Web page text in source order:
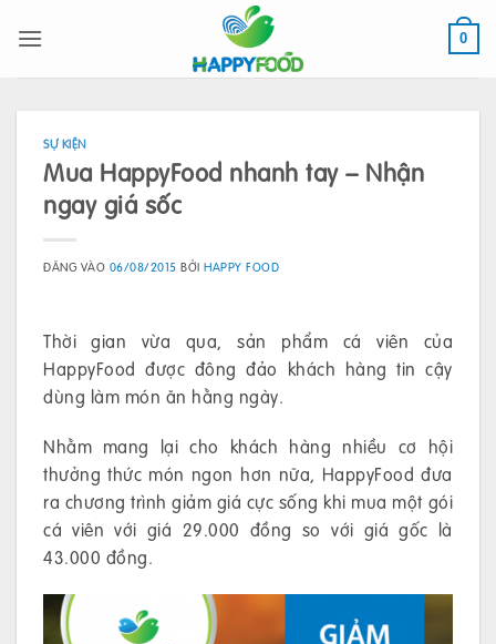
qua
0
SỰ KIỆN
Mua HappyFood nhanh tay – Nhận
ngay giá sốc
ĐĂNG VÀO 06/08/2015 BỞIHAPPY FOOD
Thời gian vừa qua, sản phẩm cá viên của
HappyFood được đông đảo khách hàng tin cậy
dùng làm món ăn hằng ngày.
Nhằm mang lại cho khách hàng nhiều cơ hội
thưởng thức món ngon hơn nữa, HappyFood đưa
ra chương trình giảm giá cực sống khi mua một gói
cá viên với giá 29.000 đồng so với giá gốc là
43.000 đồng.